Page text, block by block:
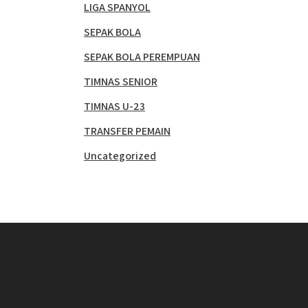
LIGA SPANYOL
SEPAK BOLA
SEPAK BOLA PEREMPUAN
TIMNAS SENIOR
TIMNAS U-23
TRANSFER PEMAIN
Uncategorized